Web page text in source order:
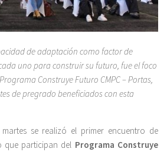
de adaptación como factor de
uno para construir su futuro, fue el foco
Construye Futuro CMPC – Portas,
de pregrado beneficiados con esta
martes se realizó el primer encuentro de
que participan del Programa Construye